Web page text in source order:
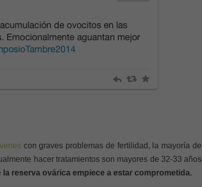
con graves problemas de fertilidad, la mayoría de
hacer tratamientos son mayores de 32-33 años
la reserva ovárica empiece a estar comprometida.